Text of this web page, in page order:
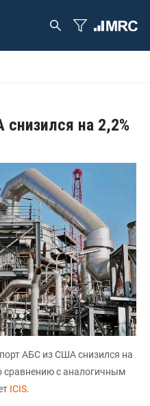
на 2,2%
АБС из США снизился на
сравнению с аналогичным
ICIS.